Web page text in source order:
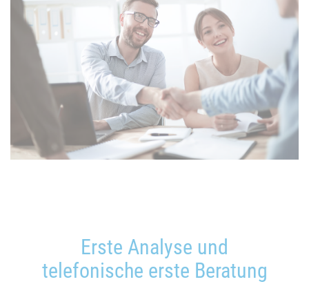
Erste Analyse und
telefonische erste Beratung